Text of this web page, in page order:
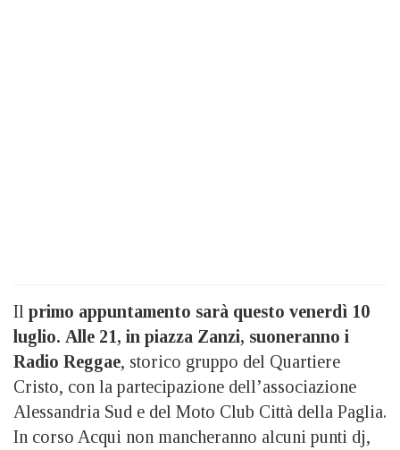
Il primo appuntamento sarà questo venerdì 10
luglio. Alle 21, in piazza Zanzi, suoneranno i
Radio Reggae, storico gruppo del Quartiere
Cristo, con la partecipazione dell’associazione
Alessandria Sud e del Moto Club Città della Paglia.
In corso Acqui non mancheranno alcuni punti dj,